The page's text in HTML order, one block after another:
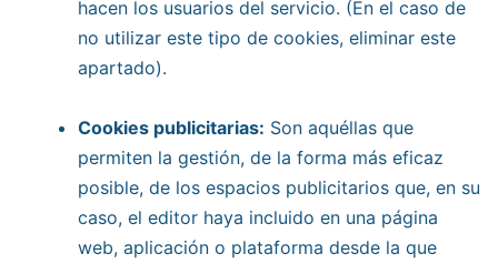
hacen los usuarios del servicio. (En el caso de
no utilizar este tipo de cookies, eliminar este
apartado).
Cookies publicitarias: Son aquéllas que
permiten la gestión, de la forma más eficaz
posible, de los espacios publicitarios que, en su
caso, el editor haya incluido en una página
web, aplicación o plataforma desde la que